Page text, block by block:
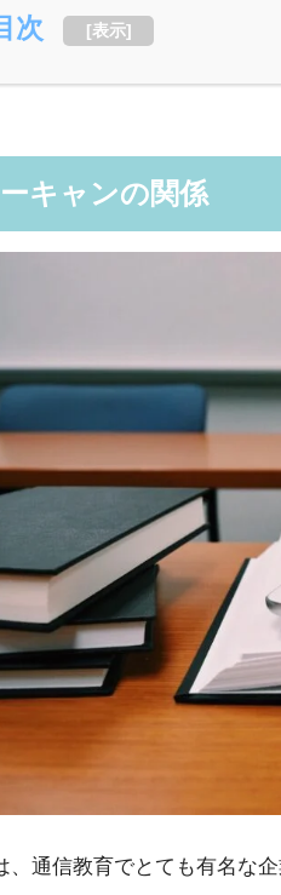
次 [表示]
キャンの関係
、通信教育でとても有名な